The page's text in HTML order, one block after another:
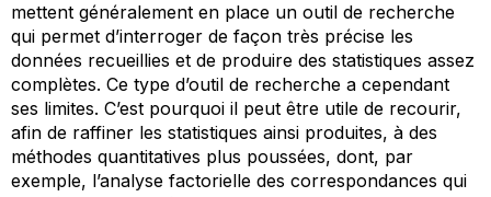
mettent généralement en place un outil de recherche
qui permet d’interroger de façon très précise les
données recueillies et de produire des statistiques assez
complètes. Ce type d’outil de recherche a cependant
ses limites. C’est pourquoi il peut être utile de recourir,
afin de raffiner les statistiques ainsi produites, à des
méthodes quantitatives plus poussées, dont, par
exemple, l’analyse factorielle des correspondances qui